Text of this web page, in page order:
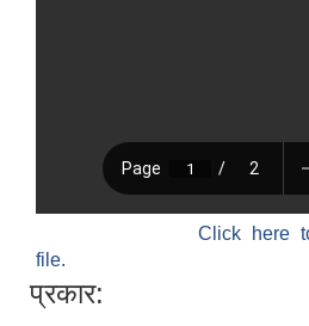
Click here
file.
प्रकार: